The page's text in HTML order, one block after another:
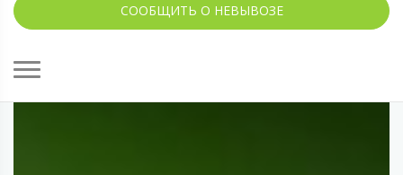
СООБЩИТЬ О НЕВЫВОЗЕ